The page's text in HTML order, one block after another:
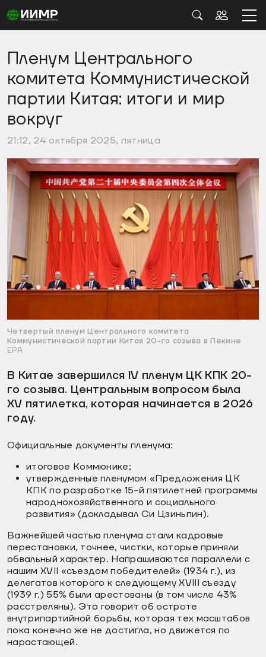
Пленум Центрального
комитета Коммунистической
партии Китая: итоги и мир
вокруг
21:12, 24 октября 2025, пятница
Четвертый пленум Центрального комитета
Коммунистической партии Китая 20-го созыва в Пекине
EPA
В Китае завершился IV пленум ЦК КПК 20-
го созыва. Центральным вопросом была
XV пятилетка, которая начинается в 2026
году.
Официальные документы пленума:
итоговое Коммюнике;
утвержденные пленумом «Предложения ЦК
КПК по разработке 15-й пятилетней программы
народнохозяйственного и социального
развития» (докладывал Си Цзиньпин).
Важнейшей частью пленума стали кадровые
перестановки, точнее, чистки, которые приняли
обвальный характер. Напрашиваются параллели с
нашим XVII «съездом победителей» (1934 г.), из
делегатов которого к следующему XVIII съезду
(1939 г.) 55% были арестованы (в том числе 43%
расстреляны). Это говорит об остроте
внутрипартийной борьбы, которая тех масштабов
пока конечно же не достигла, но движется по
нарастающей.